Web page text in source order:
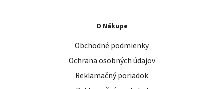
O Nákupe
Obchodné podmienky
Ochrana osobných údajov
Reklamačný poriadok